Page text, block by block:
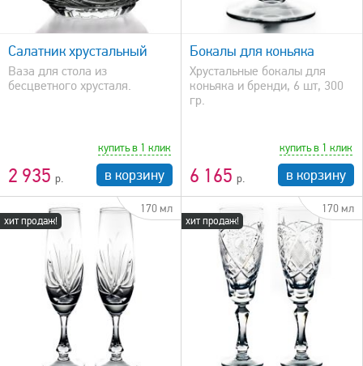
Салатник хрустальный
Ваза для стола из
бесцветного хрусталя.
2 935
купить в 1 клик
в корзину
быстрый просмотр
Бокалы для коньяка
Хрустальные бокалы для
коньяка и бренди, 6 шт, 300
гр.
6 165
купить в 1 клик
в корзину
хит продаж!
170 мл
хит продаж!
170 мл